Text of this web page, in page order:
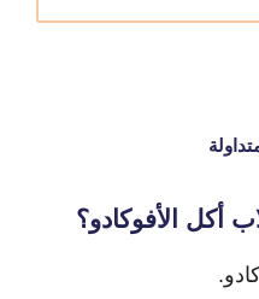
أكل الأفوكادو؟